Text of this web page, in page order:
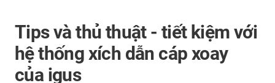
Tips và thủ thuật - tiết kiệm với
hệ thống xích dẫn cáp xoay
của igus